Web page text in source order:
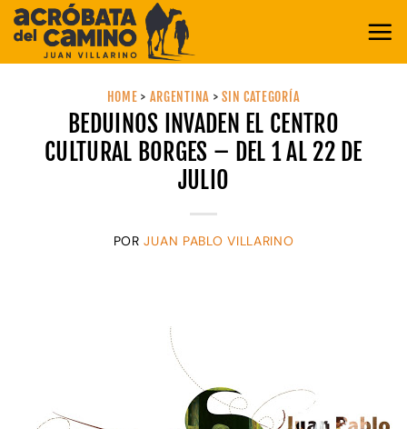
Saltar
contenido
HOME > ARGENTINA >SIN CATEGORÍA
BEDUINOS INVADEN EL CENTRO
CULTURAL BORGES – DEL 1 AL 22 DE
JULIO
PORJUAN PABLO VILLARINO